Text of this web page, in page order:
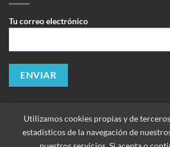
Tu correo electrónico
Utilizamos cookies propias y de
estadísticos de la navegación de